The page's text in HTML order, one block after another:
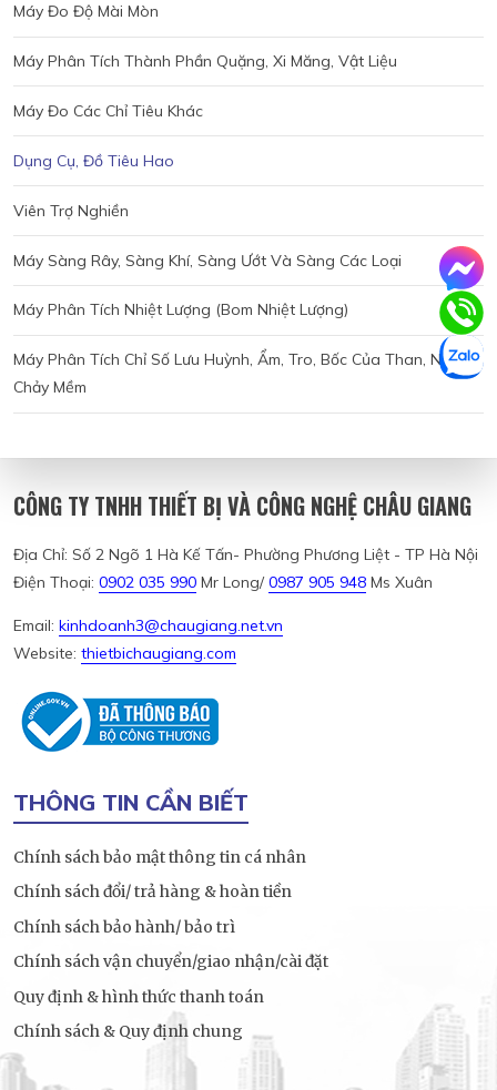
Máy Đo Độ Mài Mòn
Máy Phân Tích Thành Phần Quặng, Xi Măng, Vật Liệu
Máy Đo Các Chỉ Tiêu Khác
Dụng Cụ, Đồ Tiêu Hao
Viên Trợ Nghiền
Máy Sàng Rây, Sàng Khí, Sàng Ướt Và Sàng Các Loại
Máy Phân Tích Nhiệt Lượng (bom Nhiệt Lượng)
Máy Phân Tích Chỉ Số Lưu Huỳnh, Ẩm, Tro, Bốc Của Than, Nhiệt
Chảy Mềm
CÔNG TY TNHH THIẾT BỊ VÀ CÔNG NGHỆ CHÂU GIANG
Địa Chỉ: Số 2 Ngõ 1 Hà Kế Tấn- Phường Phương Liệt - TP Hà Nội
Điện Thoại: 0902 035 990 Mr Long/0987 905 948 Ms Xuân
Email: kinhdoanh3@chaugiang.net.vn
Website: thietbichaugiang.com
THÔNG TIN CẦN BIẾT
Chính sách bảo mật thông tin cá nhân
Chính sách đổi/ trả hàng & hoàn tiền
Chính sách bảo hành/ bảo trì
Chính sách vận chuyển/giao nhận/cài đặt
Quy định & hình thức thanh toán
Chính sách & Quy định chung